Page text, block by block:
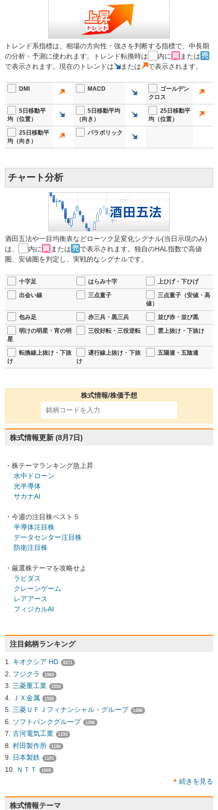
トレンド系指標は、相場の方向性・強さを判断する指標で、中長期
の分析・予測に使われます。トレンド転換時は
内に
または
で表示されます。現在のトレンドは
または で表示されます。
DMI MACD
ゴールデン
クロス
5日移動平
均（位置）
5日移動平均
（向き）
25日移動平
均（位置）
25日移動平
均（向き）
パラボリック
チャート分析
酒田五法や一目均衡表などローソク足変化シグナル(当日示現のみ)
は、
内に または
で表示されます。独自のHAL指数で高値
圏、安値圏を判定し、実戦的なシグナルです。
十字足 はらみ十字
上ひげ・下ひげ
出会い線
三点童子
三点童子（安値・高
値）
包み足
赤三兵・黒三兵
並び赤・並び黒
明けの明星・宵の明
星
三役好転・三役逆転 雲上抜け・下抜け
転換線上抜け・下抜
け
遅行線上抜け・下抜
け
五陽連・五陰連
株式情報/株価予想
株式情報更新 (8月7日)
・株テーマランキング急上昇
水中ドローン
光半導体
サカナAI
・今週の注目株ベスト５
半導体注目株
データセンター注目株
防衛注目株
・厳選株テーマを攻略せよ
ラピダス
クレーンゲーム
レアアース
フィジカルAI
注目銘柄ランキング
キオクシア HD 3271
フジクラ 1969
三菱重工業 1556
ＪＸ金属 1526
三菱ＵＦＪフィナンシャル・グループ 1488
ソフトバンクグループ 1396
古河電気工業 1193
村田製作所 1186
日本製鉄 1101
ＮＴＴ 1009
続きを見る
株式情報テーマ